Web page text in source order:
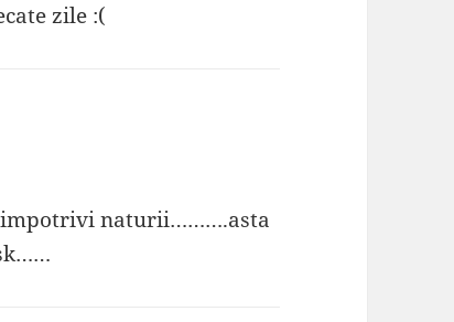
zile :(
impotrivi naturii……….asta